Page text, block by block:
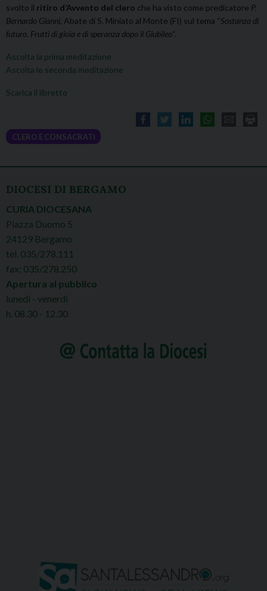
svolto il ritiro d’Avvento del clero che ha visto come predicatore P.
Bernardo Gianni , Abate di S. Miniato al Monte (FI) sul tema “Sostanza di
futuro. Frutti di gioia e di speranza dopo il Giubileo“.
Ascolta la prima meditazione
Ascolta le seconda meditazione
Scarica il libretto
CLERO E CONSACRATI
DIOCESI DI BERGAMO
CURIA DIOCESANA
Piazza Duomo 5
24129 Bergamo
tel. 035/278.111
fax: 035/278.250
Apertura al pubblico
lunedì - venerdì
h. 08.30 - 12.30